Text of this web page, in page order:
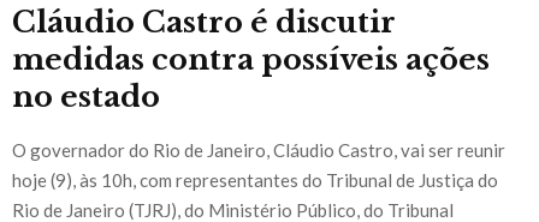
Cláudio Castro é discutir
medidas contra possíveis ações
no estado
O governador do Rio de Janeiro, Cláudio Castro, vai ser reunir
hoje (9), às 10h, com representantes do Tribunal de Justiça do
Rio de Janeiro (TJRJ), do Ministério Público, do Tribunal